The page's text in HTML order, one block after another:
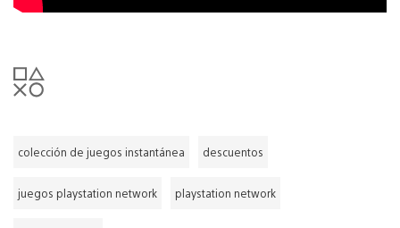
colección de juegos instantánea descuentos
juegos playstation network playstation network